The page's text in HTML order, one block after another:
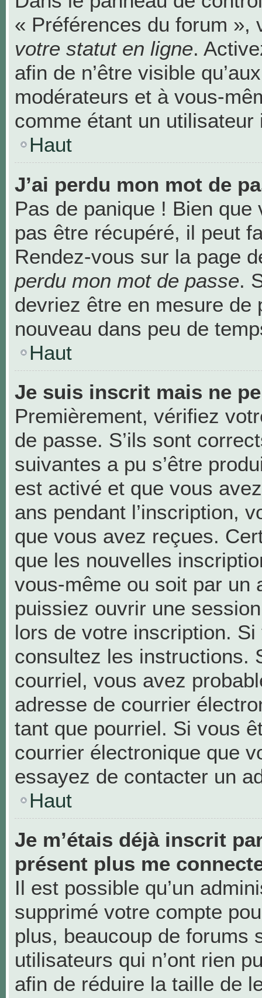
« Préférences du forum »,
votre statut en ligne.
afin de n’être visible
modérateurs et à vous-
comme étant un utilisateur
Haut
J’ai perdu mon mot de
Pas de panique ! Bien
pas être récupéré, il peut
Rendez-vous sur la page
perdu mon mot de passe.
devriez être en mesure de
nouveau dans peu de
Haut
Je suis inscrit mais ne
Premièrement, vérifiez
de passe. S’ils sont
suivantes a pu s’être
est activé et que vous
ans pendant l’inscription,
que vous avez reçues.
que les nouvelles
vous-même ou soit par un
puissiez ouvrir une
lors de votre inscription.
consultez les instructions.
courriel, vous avez
adresse de courrier
tant que pourriel. Si vous
courrier électronique que
essayez de contacter un
Haut
Je m’étais déjà inscrit
présent plus me
Il est possible qu’un
supprimé votre compte
plus, beaucoup de forums
utilisateurs qui n’ont rien
afin de réduire la taille de